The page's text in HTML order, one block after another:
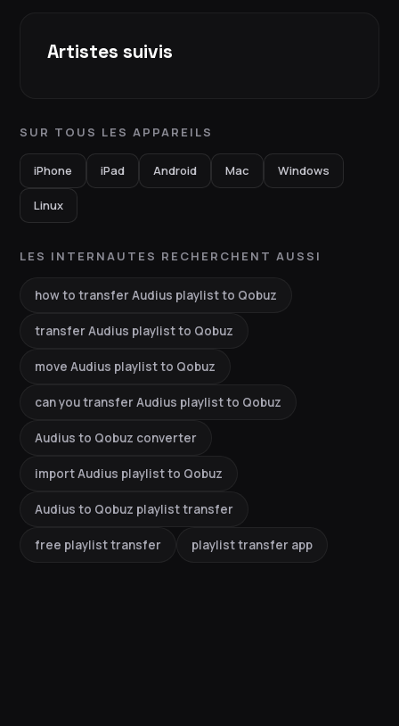
Artistes suivis
SUR TOUS LES APPAREILS
iPhone iPad Android Mac Windows
Linux
LES INTERNAUTES RECHERCHENT AUSSI
how to transfer Audius playlist to Qobuz
transfer Audius playlist to Qobuz
move Audius playlist to Qobuz
can you transfer Audius playlist to Qobuz
Audius to Qobuz converter
import Audius playlist to Qobuz
Audius to Qobuz playlist transfer
free playlist transfer playlist transfer app